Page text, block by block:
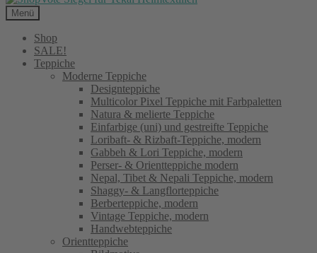
Menü
Shop
SALE!
Teppiche
Moderne Teppiche
Designteppiche
Multicolor Pixel Teppiche mit Farbpaletten
Natura & melierte Teppiche
Einfarbige (uni) und gestreifte Teppiche
Loribaft- & Rizbaft-Teppiche, modern
Gabbeh & Lori Teppiche, modern
Perser- & Orientteppiche modern
Nepal, Tibet & Nepali Teppiche, modern
Shaggy- & Langflorteppiche
Berberteppiche, modern
Vintage Teppiche, modern
Handwebteppiche
Orientteppiche